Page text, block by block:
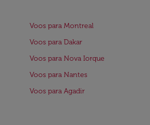
Voos para Montreal
Voos para Dakar
Voos para Nova Iorque
Voos para Nantes
Voos para Agadir